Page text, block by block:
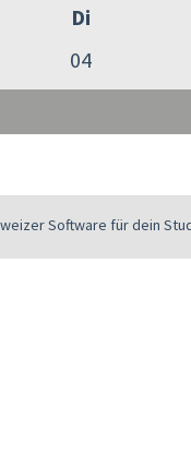
Di
04
Software für dein